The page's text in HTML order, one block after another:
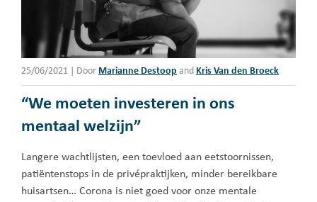
25/06/2021 Door Marianne Destoop and Kris Van den Broeck
“We moeten investeren in ons
mentaal welzijn”
Langere wachtlijsten, een toevloed aan eetstoornissen,
patiëntenstops in de privépraktijken, minder bereikbare
huisartsen… Corona is niet goed voor onze mentale